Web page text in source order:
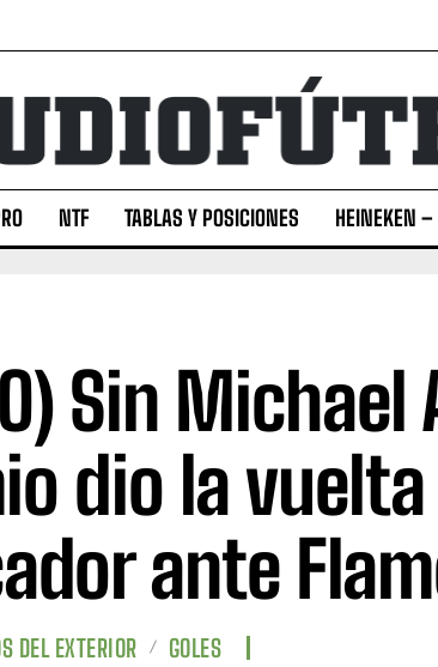
NTF TABLAS Y POSICIONES HEINEKEN –
Sin
dio la
ante
DEL EXTERIOR GOLES